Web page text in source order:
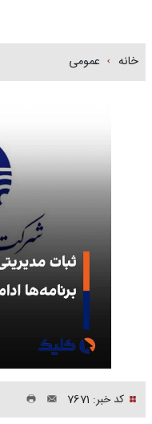
خانه عمومی
کد خبر: 7671